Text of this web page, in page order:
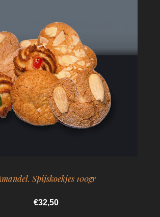
Spijskoekjes 100gr
€32,50